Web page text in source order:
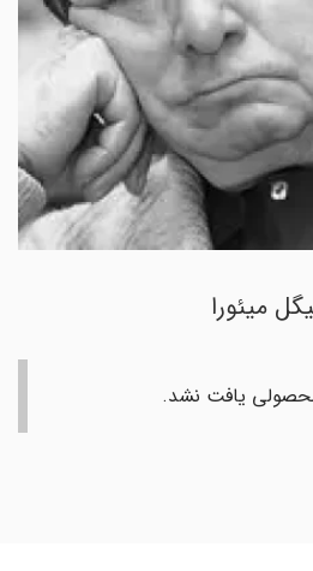
میئورا
یافت نشد.